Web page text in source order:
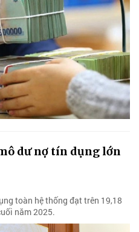
dư nợ tín dụng lớn
toàn hệ thống đạt trên 19,18
năm 2025.